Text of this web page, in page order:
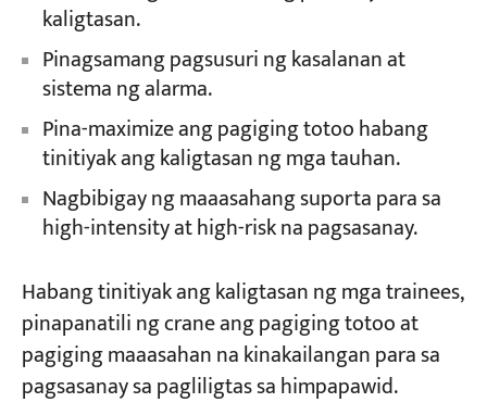
kaligtasan.
Pinagsamang pagsusuri ng kasalanan at
sistema ng alarma.
Pina-maximize ang pagiging totoo habang
tinitiyak ang kaligtasan ng mga tauhan.
Nagbibigay ng maaasahang suporta para sa
high-intensity at high-risk na pagsasanay.
Habang tinitiyak ang kaligtasan ng mga trainees,
pinapanatili ng crane ang pagiging totoo at
pagiging maaasahan na kinakailangan para sa
pagsasanay sa pagliligtas sa himpapawid.